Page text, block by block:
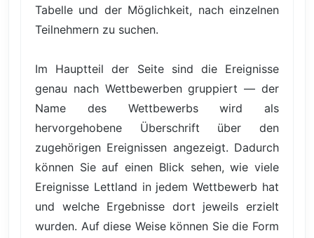
Tabelle und der Möglichkeit, nach einzelnen
Teilnehmern zu suchen.
Im Hauptteil der Seite sind die Ereignisse
genau nach Wettbewerben gruppiert — der
Name des Wettbewerbs wird als
hervorgehobene Überschrift über den
zugehörigen Ereignissen angezeigt. Dadurch
können Sie auf einen Blick sehen, wie viele
Ereignisse Lettland in jedem Wettbewerb hat
und welche Ergebnisse dort jeweils erzielt
wurden. Auf diese Weise können Sie die Form